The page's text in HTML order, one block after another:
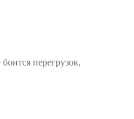
перегрузок,